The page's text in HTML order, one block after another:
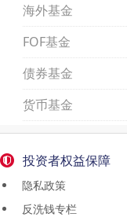
海外基金
FOF基金
债券基金
货币基金
投资者权益保障
隐私政策
反洗钱专栏